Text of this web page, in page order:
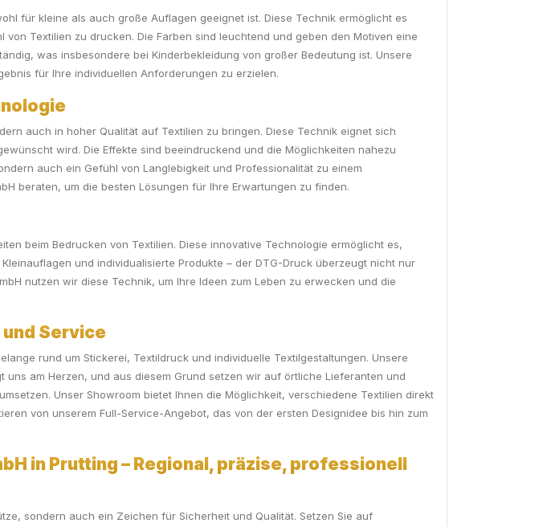
für kleine als auch große Auflagen geeignet ist. Diese Technik ermöglicht es
Textilien zu drucken. Die Farben sind leuchtend und geben den Motiven eine
was insbesondere bei Kinderbekleidung von großer Bedeutung ist. Unsere
für Ihre individuellen Anforderungen zu erzielen.
auch in hoher Qualität auf Textilien zu bringen. Diese Technik eignet sich
wird. Die Effekte sind beeindruckend und die Möglichkeiten nahezu
auch ein Gefühl von Langlebigkeit und Professionalität zu einem
beraten, um die besten Lösungen für Ihre Erwartungen zu finden.
beim Bedrucken von Textilien. Diese innovative Technologie ermöglicht es,
und individualisierte Produkte – der DTG-Druck überzeugt nicht nur
nutzen wir diese Technik, um Ihre Ideen zum Leben zu erwecken und die
und Service
rund um Stickerei, Textildruck und individuelle Textilgestaltungen. Unsere
am Herzen, und aus diesem Grund setzen wir auf örtliche Lieferanten und
Unser Showroom bietet Ihnen die Möglichkeit, verschiedene Textilien direkt
von unserem Full-Service-Angebot, das von der ersten Designidee bis hin zum
in Prutting – Regional, präzise, professionell
sondern auch ein Zeichen für Sicherheit und Qualität. Setzen Sie auf